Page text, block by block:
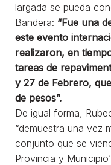
largada se pueda
Bandera: “Fue una
este evento
realizaron, en
tareas de
y 27 de Febrero,
de pesos”.
De igual forma,
“demuestra una vez
conjunto que se
Provincia y